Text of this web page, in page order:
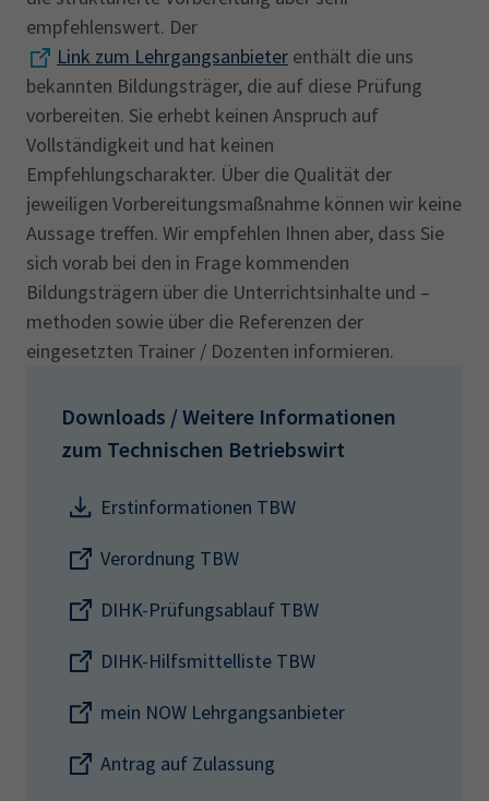
empfehlenswert. Der
Link zum Lehrgangsanbieter enthält die uns
bekannten Bildungsträger, die auf diese Prüfung
vorbereiten. Sie erhebt keinen Anspruch auf
Vollständigkeit und hat keinen
Empfehlungscharakter. Über die Qualität der
jeweiligen Vorbereitungsmaßnahme können wir keine
Aussage treffen. Wir empfehlen Ihnen aber, dass Sie
sich vorab bei den in Frage kommenden
Bildungsträgern über die Unterrichtsinhalte und –
methoden sowie über die Referenzen der
eingesetzten Trainer / Dozenten informieren.
Downloads / Weitere Informationen
zum Technischen Betriebswirt
Erstinformationen TBW
Verordnung TBW
DIHK-Prüfungsablauf TBW
DIHK-Hilfsmittelliste TBW
mein NOW Lehrgangsanbieter
Antrag auf Zulassung